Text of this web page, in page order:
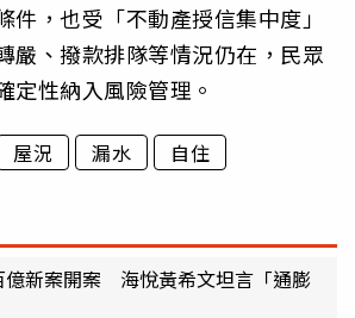
件，也受「不動產授信集中度」
嚴、撥款排隊等情況仍在，民眾
定性納入風險管理。
屋況 漏水 自住
億新案開案 海悅黃希文坦言「通膨